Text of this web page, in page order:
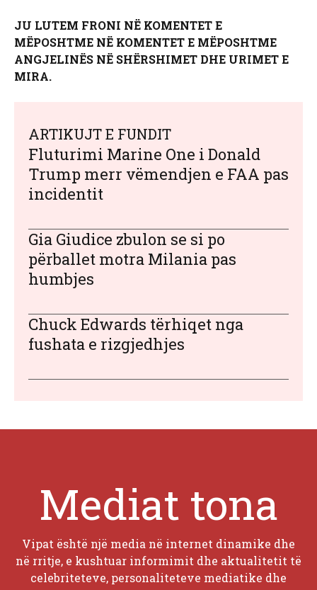
JU LUTEM FRONI NË KOMENTET E
MËPOSHTME NË KOMENTET E MËPOSHTME
ANGJELINËS NË SHËRSHIMET DHE URIMET E
MIRA.
ARTIKUJT E FUNDIT
Fluturimi Marine One i Donald
Trump merr vëmendjen e FAA pas
incidentit
Gia Giudice zbulon se si po
përballet motra Milania pas
humbjes
Chuck Edwards tërhiqet nga
fushata e rizgjedhjes
Mediat tona
Vipat është një media në internet dinamike dhe
në rritje, e kushtuar informimit dhe aktualitetit të
celebriteteve, personaliteteve mediatike dhe